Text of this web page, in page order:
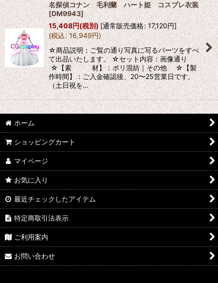
並び順:
絞り込む
名探偵コナン 毛利蘭 ハート姫 コスプレ衣装
[DM9943]
15,408円(税別)[通常販売価格: 17,120円]
(税込: 16,949円)
☆商品説明：ご覧の通り写真に写るパーツをすべ
て出品いたします。 ☆セット内容：画像通り
☆【素 材】：ポリ混紡｜その他 ☆【製
作時間】：ご入金確認後、20〜25営業日です。
（土日祝を…
ホーム
ショッピングカート
マイページ
お気に入り
最近チェックしたアイテム
特定商取引法表示
ご利用案内
お問い合わせ